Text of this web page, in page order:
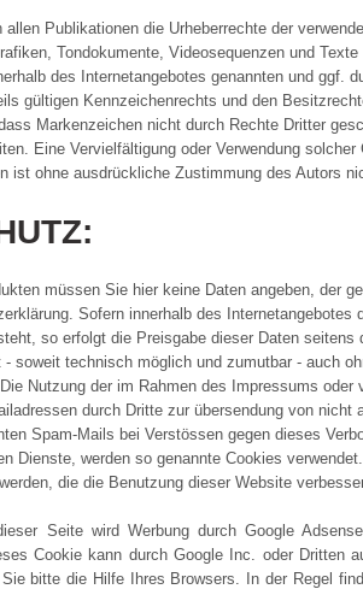
allen Publikationen die Urheberrechte der
Tondokumente, Videosequenzen und
des Internetangebotes genannten und ggf.
gültigen Kennzeichenrechts und den
Markenzeichen nicht durch Rechte Dritter
Eine Vervielfältigung oder Verwendung
ist ohne ausdrückliche Zustimmung des Autors
müssen Sie hier keine Daten angeben, der
Sofern innerhalb des
so erfolgt die Preisgabe dieser Daten
soweit technisch möglich und zumutbar - auch
Nutzung der im Rahmen des Impressums
durch Dritte zur übersendung von
Spam-Mails bei Verstössen gegen dieses
Dienste, werden so genannte Cookies
die die Benutzung dieser Website
Seite wird Werbung durch Google
Cookie kann durch Google Inc. oder Dritten
bitte die Hilfe Ihres Browsers. In der Regel